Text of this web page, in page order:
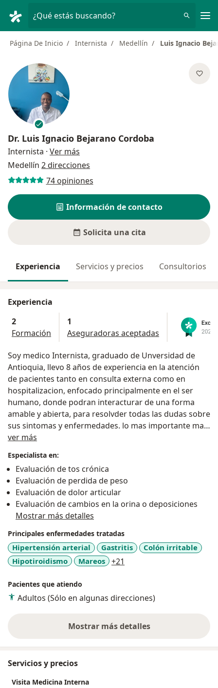
¿Qué estás buscando?
Página De Inicio Internista Medellín Luis Ignacio
Dr. Luis Ignacio Bejarano Cordoba
Internista · Ver más
Medellín 2 direcciones
74 opiniones
Información de contacto
Solicita una cita
Experiencia Servicios y precios Consultorios
Experiencia
2
Formación
1
Aseguradoras aceptadas
Soy medico Internista, graduado de Unversidad de
Antioquia, llevo 8 años de experiencia en la atención
de pacientes tanto en consulta externa como en
hospitalizacion, enfocado principalmente en el ser
humano, donde podran interacturar de una forma
amable y abierta, para resolvder todas las dudas sobre
sus sintomas y enfermedades. lo mas importante mas
aun que la cura final es mejorar lacalidad de vida de
ver más
Especialista en:
Evaluación de tos crónica
Evaluación de perdida de peso
Evaluación de dolor articular
Evaluación de cambios en la orina o deposiciones
Mostrar más detalles
Principales enfermedades tratadas
Hipertensión arterial Gastritis
Colón irritable
Hipotiroidismo
Mareos +21
Pacientes que atiendo
Adultos (Sólo en algunas direcciones)
Mostrar más detalles
sobre la experiencia
Servicios y precios
Visita Medicina Interna